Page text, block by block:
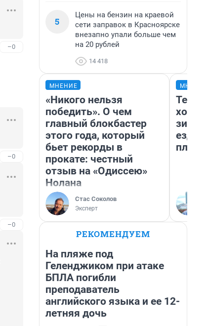
–0
–0
–0
5
Цены на бензин на краевой
сети заправок в Красноярске
внезапно упали больше чем
на 20 рублей
14 418
МНЕНИЕ
«Никого нельзя
победить». О чем
главный блокбастер
этого года, который
бьет рекорды в
прокате: честный
отзыв на «Одиссею»
Нолана
Стас Соколов
Эксперт
ездит
РЕКОМЕНДУЕМ
На пляже под
Геленджиком при атаке
БПЛА погибли
преподаватель
английского языка и ее 12-
летняя дочь